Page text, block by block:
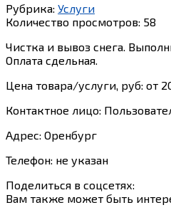
Рубрика: Услуги
Количество просмотров: 58
Чистка и вывоз снега.
Оплата сдельная.
Цена товара/услуги, руб: от
Контактное лицо:
Адрес: Оренбург
Телефон: не указан
Поделиться в соцсетях:
Вам также может быть